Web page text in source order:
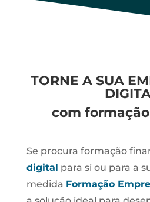
TORNE A SUA
com
Se procura formação
digital para si ou para a
medida Formação